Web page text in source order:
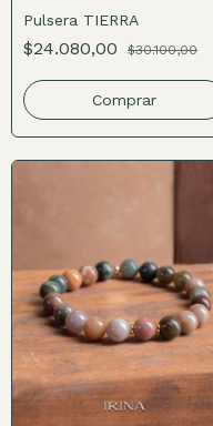
Pulsera TIERRA
$24.080,00 $30.100,00
Comprar